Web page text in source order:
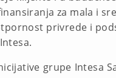
za mala i
privrede i
grupe Intesa